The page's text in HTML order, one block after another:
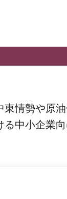
東情勢や原
る中小企業